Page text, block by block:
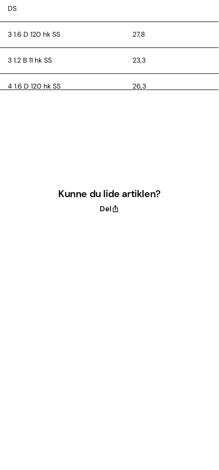
DS
3 1.6 D 120 hk SS 27,8
3 1.2 B 11 hk SS 23,3
4 1.6 D 120 hk SS 26,3
Kunne du lide artiklen?
Del